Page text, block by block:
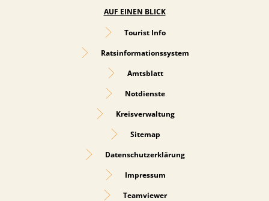
AUF EINEN BLICK
Tourist Info
Ratsinformationssystem
Amtsblatt
Notdienste
Kreisverwaltung
Sitemap
Datenschutzerklärung
Impressum
Teamviewer